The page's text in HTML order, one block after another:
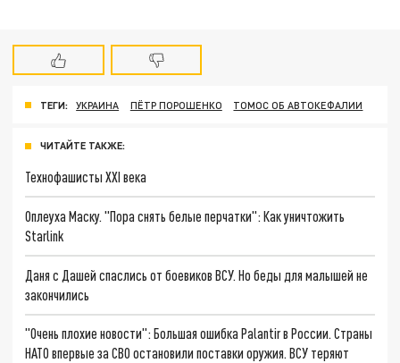
ТЕГИ: УКРАИНА ПЁТР ПОРОШЕНКО ТОМОС ОБ АВТОКЕФАЛИИ
ЧИТАЙТЕ ТАКЖЕ:
Технофашисты XXI века
Оплеуха Маску. "Пора снять белые перчатки": Как уничтожить
Starlink
Даня с Дашей спаслись от боевиков ВСУ. Но беды для малышей не
закончились
"Очень плохие новости": Большая ошибка Palantir в России. Страны
НАТО впервые за СВО остановили поставки оружия. ВСУ теряют